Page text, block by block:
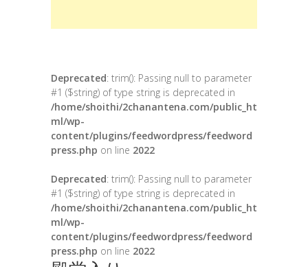
Deprecated: trim(): Passing null to parameter
#1 ($string) of type string is deprecated in
/home/shoithi/2chanantena.com/public_ht
ml/wp-
content/plugins/feedwordpress/feedword
press.php on line 2022
Deprecated: trim(): Passing null to parameter
#1 ($string) of type string is deprecated in
/home/shoithi/2chanantena.com/public_ht
ml/wp-
content/plugins/feedwordpress/feedword
press.php on line 2022